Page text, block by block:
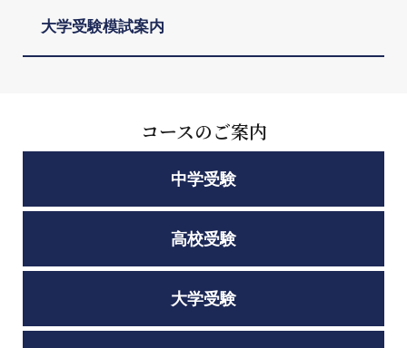
大学受験模試案内
コースのご案内
中学受験
高校受験
大学受験